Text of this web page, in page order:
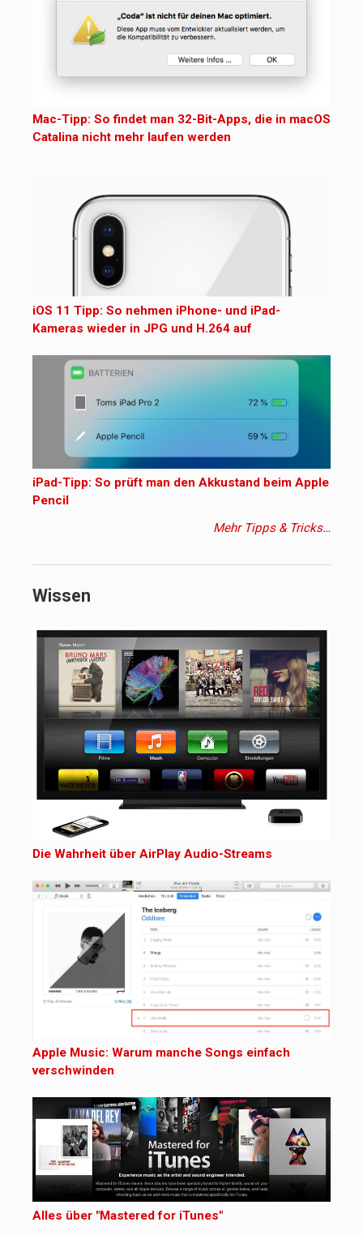
Mac-Tipp: So findet man 32-Bit-Apps, die in macOS
Catalina nicht mehr laufen werden
iOS 11 Tipp: So nehmen iPhone- und iPad-
Kameras wieder in JPG und H.264 auf
iPad-Tipp: So prüft man den Akkustand beim Apple
Pencil
Mehr Tipps & Tricks…
Wissen
Die Wahrheit über AirPlay Audio-Streams
Apple Music: Warum manche Songs einfach
verschwinden
Alles über "Mastered for iTunes"